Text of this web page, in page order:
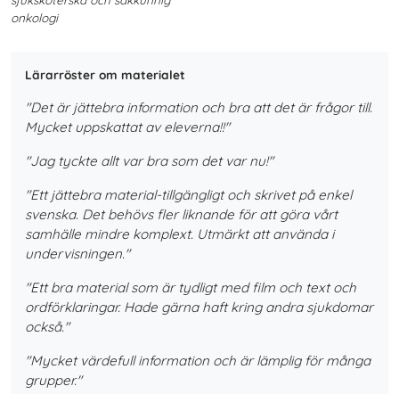
onkologi
Lärarröster om materialet
"Det är jättebra information och bra att det är frågor till.
Mycket uppskattat av eleverna!!"
"Jag tyckte allt var bra som det var nu!"
"Ett jättebra material-tillgängligt och skrivet på enkel
svenska. Det behövs fler liknande för att göra vårt
samhälle mindre komplext. Utmärkt att använda i
undervisningen."
"Ett bra material som är tydligt med film och text och
ordförklaringar. Hade gärna haft kring andra sjukdomar
också."
"Mycket värdefull information och är lämplig för många
grupper."